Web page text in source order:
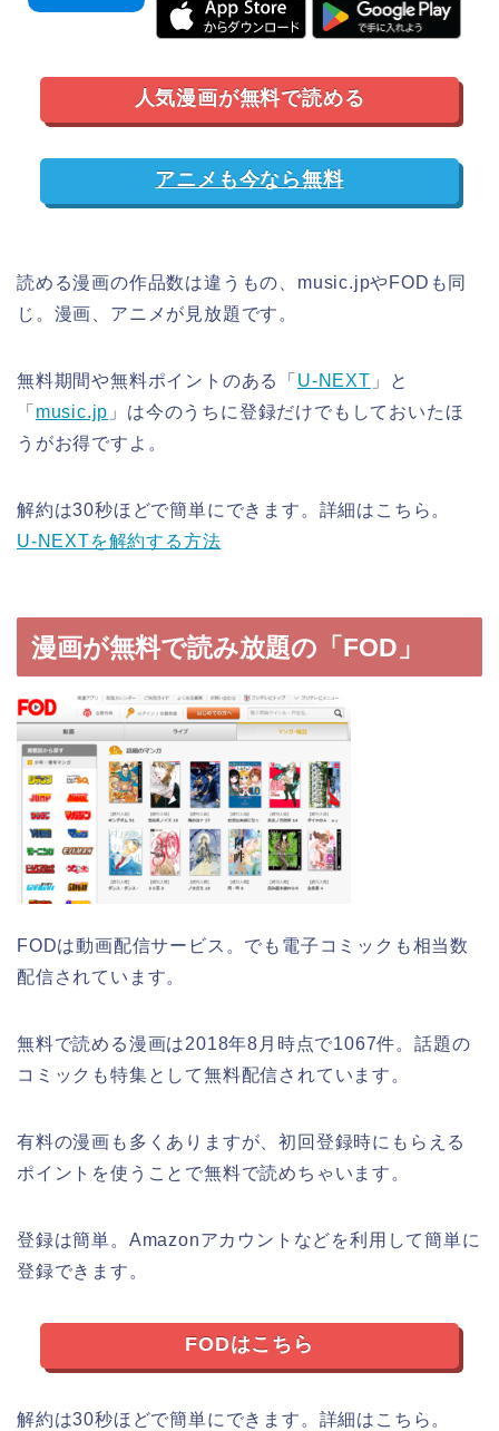
人気漫画が無料で読める
アニメも今なら無料
読める漫画の作品数は違うもの、music.jpやFODも同
じ。漫画、アニメが見放題です。
無料期間や無料ポイントのある「 U-NEXT 」と
「 music.jp 」は今のうちに登録だけでもしておいたほ
うがお得ですよ。
解約は30秒ほどで簡単にできます。詳細はこちら。
U-NEXTを解約する方法
漫画が無料で読み放題の「FOD」
FODは動画配信サービス。でも電子コミックも相当数
配信されています。
無料で読める漫画は2018年8月時点で1067件。話題の
コミックも特集として無料配信されています。
有料の漫画も多くありますが、初回登録時にもらえる
ポイントを使うことで無料で読めちゃいます。
登録は簡単。Amazonアカウントなどを利用して簡単に
登録できます。
FODはこちら
解約は30秒ほどで簡単にできます。詳細はこちら。